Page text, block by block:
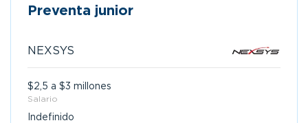
Preventa junior
NEXSYS
$2,5 a $3 millones
Salario
Indefinido